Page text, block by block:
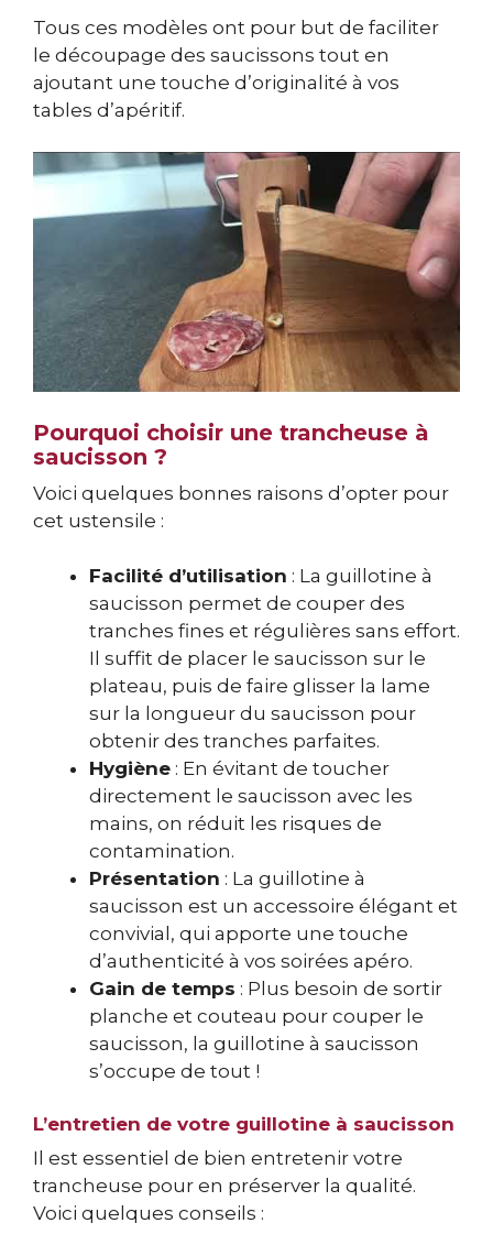
Tous ces modèles ont pour but de faciliter
le découpage des saucissons tout en
ajoutant une touche d’originalité à vos
tables d’apéritif.
Pourquoi choisir une trancheuse à
saucisson ?
Voici quelques bonnes raisons d’opter pour
cet ustensile :
Facilité d’utilisation : La guillotine à
saucisson permet de couper des
tranches fines et régulières sans effort.
Il suffit de placer le saucisson sur le
plateau, puis de faire glisser la lame
sur la longueur du saucisson pour
obtenir des tranches parfaites.
Hygiène : En évitant de toucher
directement le saucisson avec les
mains, on réduit les risques de
contamination.
Présentation : La guillotine à
saucisson est un accessoire élégant et
convivial, qui apporte une touche
d’authenticité à vos soirées apéro.
Gain de temps : Plus besoin de sortir
planche et couteau pour couper le
saucisson, la guillotine à saucisson
s’occupe de tout !
L’entretien de votre guillotine à saucisson
Il est essentiel de bien entretenir votre
trancheuse pour en préserver la qualité.
Voici quelques conseils :